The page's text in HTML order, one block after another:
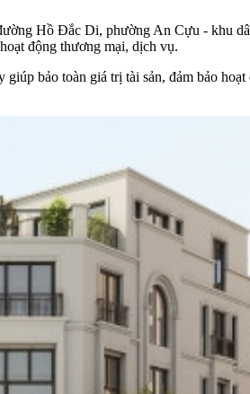
Hồ Đắc Di, phường An Cựu - khu
động thương mại, dịch vụ.
bảo toàn giá trị tài sản, đảm bảo